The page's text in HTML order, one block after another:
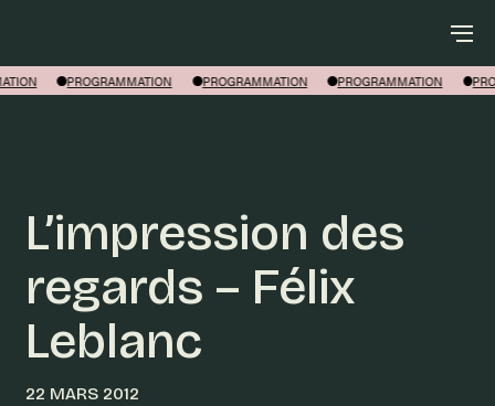
PROGRAMMATION PROGRAMMATION PROGRAMMATION
L’impression des
regards – Félix
Leblanc
22 MARS 2012